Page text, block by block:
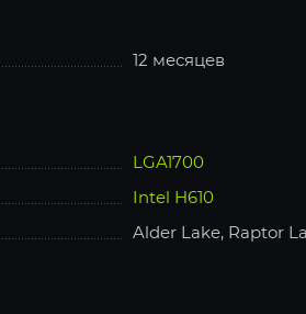
12 месяцев
LGA1700
Intel H610
Alder Lake, Raptor